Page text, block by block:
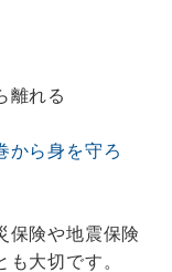
離れる
から身を守ろ
保険や地震保険
大切です。